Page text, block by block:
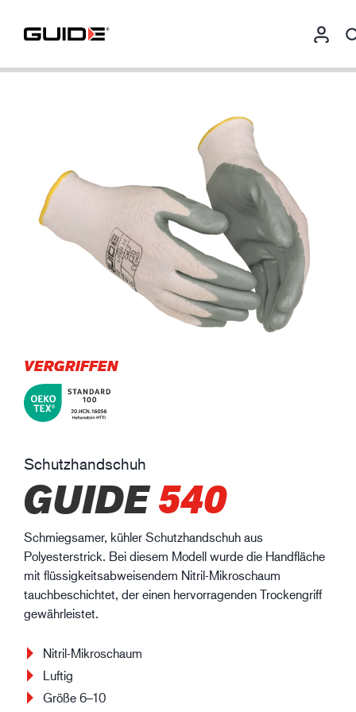
VERGRIFFEN
Schutzhandschuh
GUIDE540
Schmiegsamer, kühler Schutzhandschuh aus
Polyesterstrick. Bei diesem Modell wurde die Handfläche
mit flüssigkeitsabweisendem Nitril-Mikroschaum
tauchbeschichtet, der einen hervorragenden Trockengriff
gewährleistet.
Nitril-Mikroschaum
Luftig
Größe 6–10